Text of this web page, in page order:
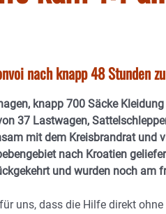
nach knapp 48 Stunden
knapp 700 Säcke
37 Lastwagen,
mit dem Kreisbrandrat und
nach Kroatien
und wurden noch am
uns, dass die Hilfe direkt